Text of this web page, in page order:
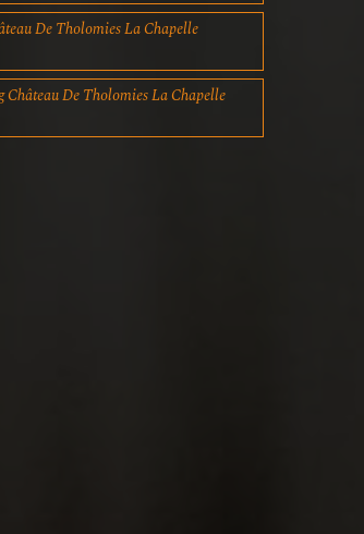
De Tholomies La Chapelle
Château De Tholomies La Chapelle